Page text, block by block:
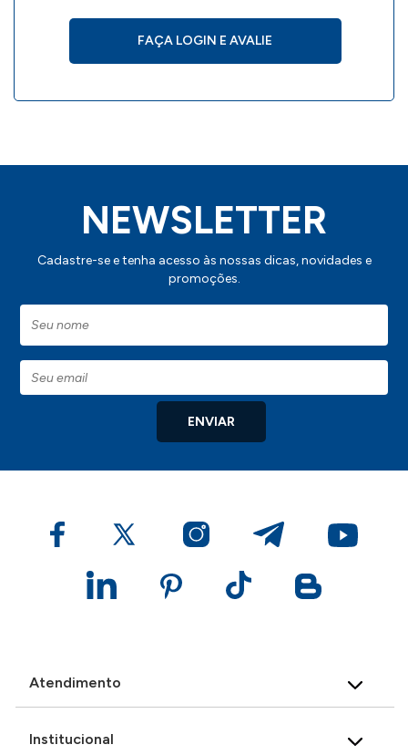
FAÇA LOGIN E AVALIE
NEWSLETTER
Cadastre-se e tenha acesso às nossas dicas, novidades e
promoções.
ENVIAR
Atendimento
Institucional